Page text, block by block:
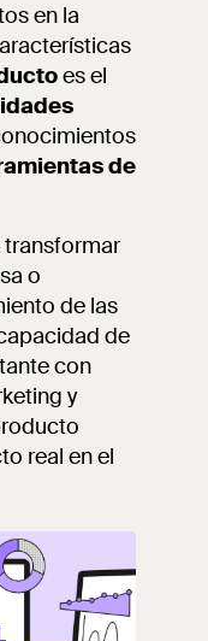
en la
es el
de
transformar
o
de las
de
con
y
real en el